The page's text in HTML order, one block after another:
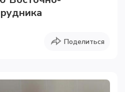
Поделиться